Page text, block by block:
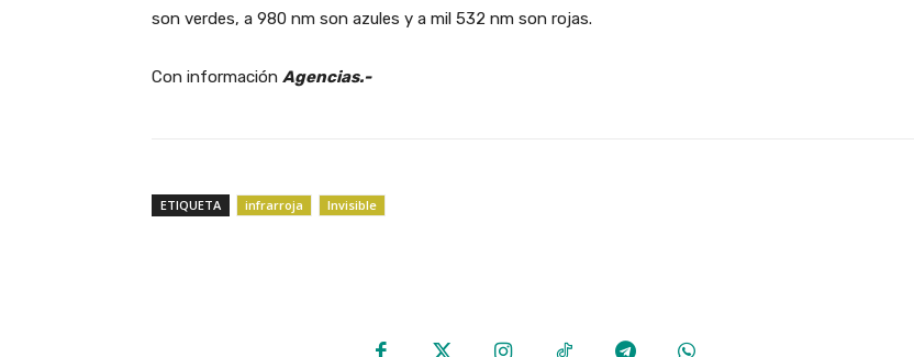
son verdes, a 980 nm son azules y a mil 532 nm son rojas.
Con información Agencias.-
ETIQUETA infrarroja Invisible